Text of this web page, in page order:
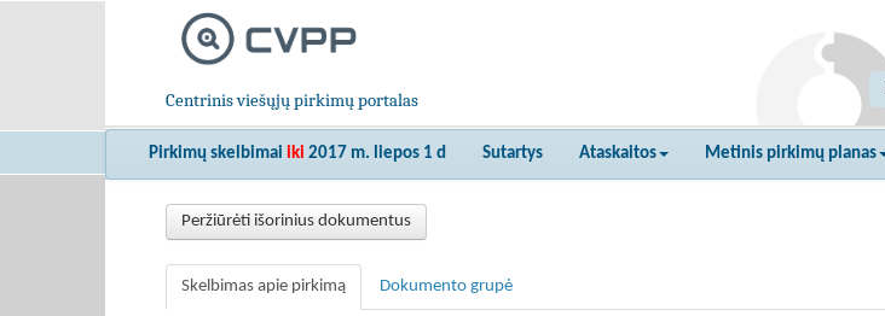
Centrinis viešųjų pirkimų portalas
Pirkimų skelbimai iki 2017 m. liepos 1 d Sutartys Ataskaitos Metinis pirkimų planas
Peržiūrėti išorinius dokumentus
Skelbimas apie pirkimą Dokumento grupė